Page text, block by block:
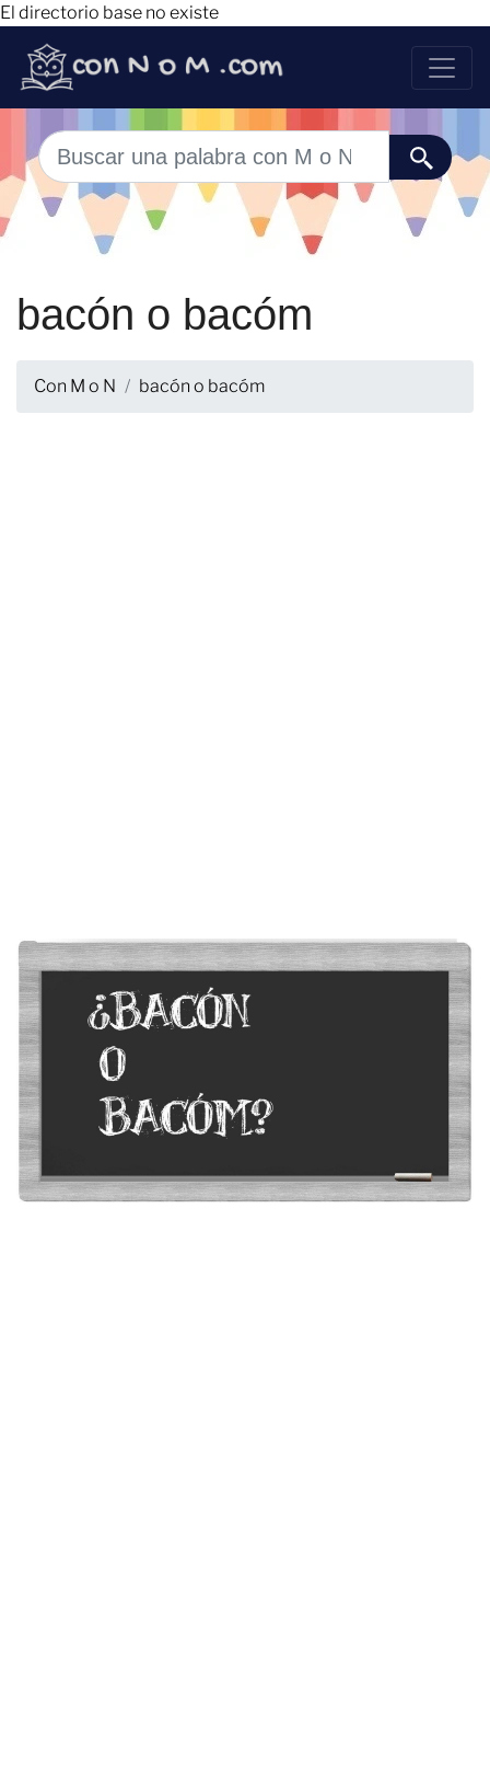
El directorio base no existe
bacón o bacóm
Con M o N bacón o bacóm